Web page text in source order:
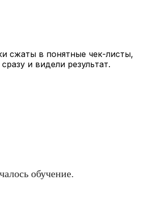
сжаты в понятные чек-листы,
и видели результат.
обучение.